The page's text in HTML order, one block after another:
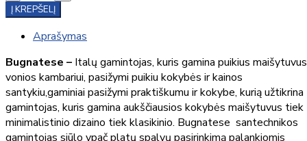
Į KREPŠELĮ
Aprašymas
Bugnatese – Italų gamintojas, kuris gamina puikius maišytuvus
vonios kambariui, pasižymi puikiu kokybės ir kainos
santykiu,gaminiai pasižymi praktiškumu ir kokybe, kurią užtikrina
gamintojas, kuris gamina aukščiausios kokybės maišytuvus tiek
minimalistinio dizaino tiek klasikinio. Bugnatese santechnikos
gamintojas siūlo ypač platų spalvų pasirinkimą palankiomis